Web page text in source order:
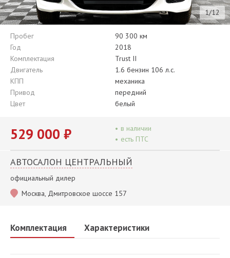
1/12
Пробег
90 300 км
Год
2018
Комплектация
Trust II
Двигатель
1.6 бензин 106 л.с.
КПП
механика
Привод
передний
Цвет
белый
529 000 ₽ • в наличии
• есть ПТС
АВТОСАЛОН ЦЕНТРАЛЬНЫЙ
официальный дилер
Москва, Дмитровское шоссе 157
Комплектация Характеристики